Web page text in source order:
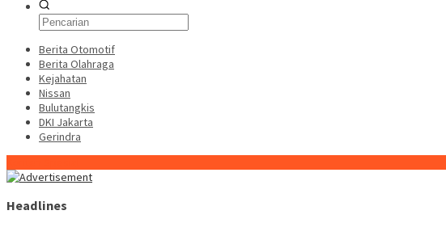
Berita Otomotif
Berita Olahraga
Kejahatan
Nissan
Bulutangkis
DKI Jakarta
Gerindra
Headlines